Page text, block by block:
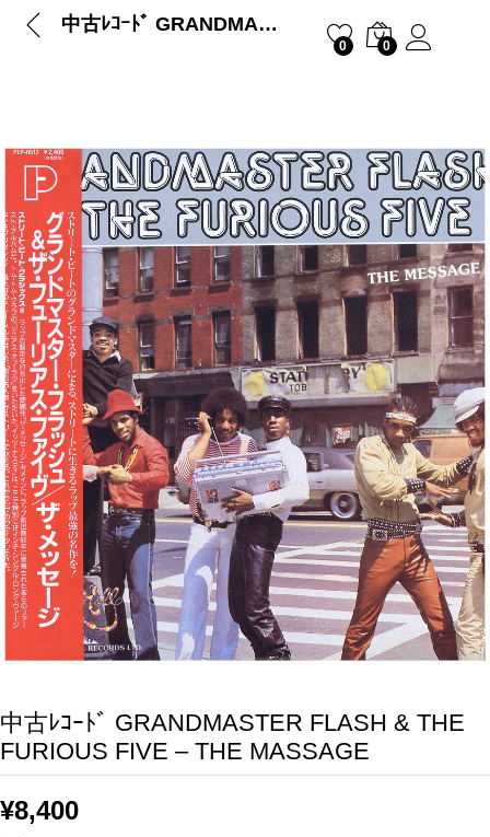
中古ﾚｺｰﾄﾞ GRANDMASTER FLASH & THE FURIOUS FIVE – THE MASSAGE
0 0
中古ﾚｺｰﾄﾞ GRANDMASTER FLASH & THE
FURIOUS FIVE – THE MASSAGE
¥8,400